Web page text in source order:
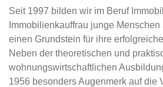
Seit 1997 bilden wir im Beruf
Immobilienkauffrau junge
einen Grundstein für ihre
Neben der theoretischen und
wohnungswirtschaftlichen
1956 besonders Augenmerk auf die